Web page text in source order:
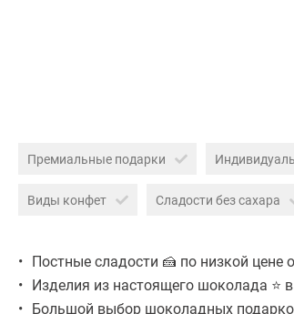
Премиальные подарки
Виды конфет Сладости без сахара
Постные сладости 🍰 по низкой цене
Изделия из настоящего шоколада ⭐
Большой выбор шоколадных